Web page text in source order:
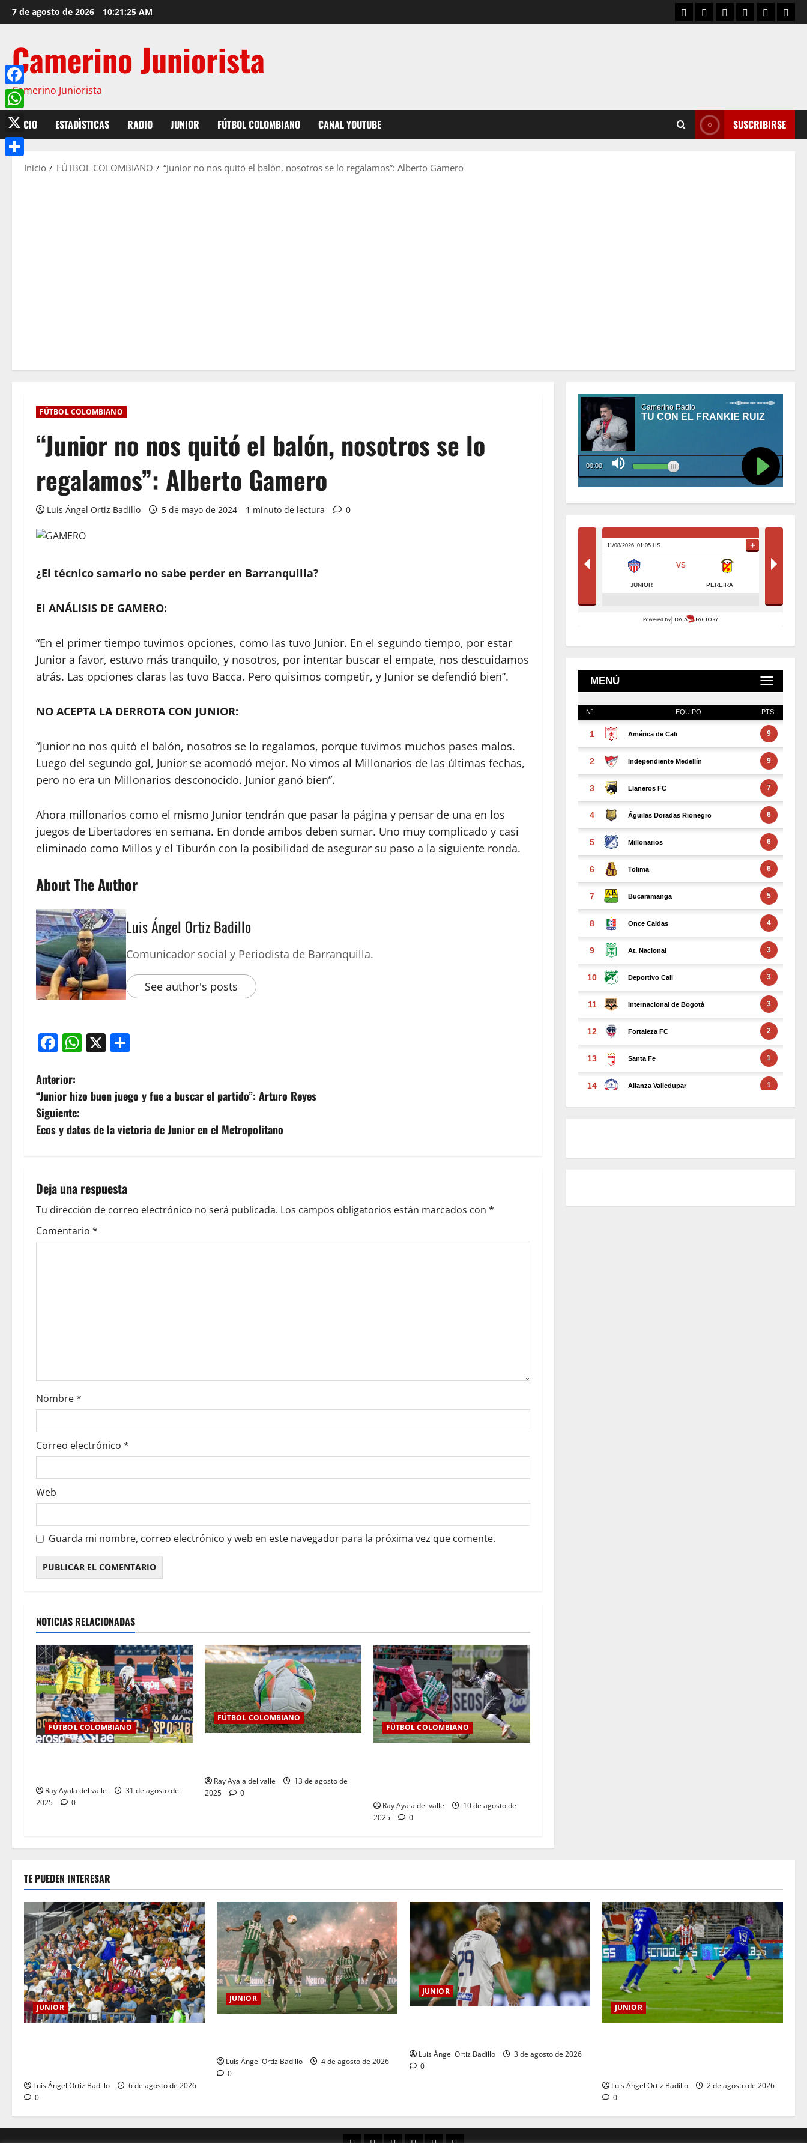
7 de agosto de 2026 10:21:26 AM
Camerino Juniorista
Camerino Juniorista
INICIO ESTADÌSTICAS RADIO JUNIOR FÚTBOL COLOMBIANO CANAL YOUTUBE SUSCRIBIRSE
Inicio FÚTBOL COLOMBIANO “Junior no nos quitó el balón, nosotros se lo regalamos”: Alberto Gamero
FÚTBOL COLOMBIANO
“Junior no nos quitó el balón, nosotros se lo
regalamos”: Alberto Gamero
Luis Ángel Ortiz Badillo 5 de mayo de 2024 1 minuto de lectura 0
¿El técnico samario no sabe perder en Barranquilla?
El ANÁLISIS DE GAMERO:
“En el primer tiempo tuvimos opciones, como las tuvo Junior. En el segundo tiempo, por estar
Junior a favor, estuvo más tranquilo, y nosotros, por intentar buscar el empate, nos descuidamos
atrás. Las opciones claras las tuvo Bacca. Pero quisimos competir, y Junior se defendió bien”.
NO ACEPTA LA DERROTA CON JUNIOR:
“Junior no nos quitó el balón, nosotros se lo regalamos, porque tuvimos muchos pases malos.
Luego del segundo gol, Junior se acomodó mejor. No vimos al Millonarios de las últimas fechas,
pero no era un Millonarios desconocido. Junior ganó bien”.
Ahora millonarios como el mismo Junior tendrán que pasar la página y pensar de una en los
juegos de Libertadores en semana. En donde ambos deben sumar. Uno muy complicado y casi
eliminado como Millos y el Tiburón con la posibilidad de asegurar su paso a la siguiente ronda.
About The Author
Luis Ángel Ortiz Badillo
Comunicador social y Periodista de Barranquilla.
See author's posts
Facebook
WhatsApp
X
Anterior:
“Junior hizo buen juego y fue a buscar el partido”: Arturo Reyes
Siguiente:
Ecos y datos de la victoria de Junior en el Metropolitano
Deja una respuesta
Tu dirección de correo electrónico no será publicada. Los campos obligatorios están marcados con *
Comentario *
Nombre*
Correo electrónico *
Web
Guarda mi nombre, correo electrónico y web en este navegador para la próxima vez que comente.
NOTICIAS RELACIONADAS
FÚTBOL COLOMBIANO
Ray Ayala del valle
31 de agosto de
2025
0
FÚTBOL COLOMBIANO
Ray Ayala del valle
13 de agosto de
2025
0
FÚTBOL COLOMBIANO
Ray Ayala del valle
10 de agosto de
2025
0
TE PUEDEN INTERESAR
JUNIOR
Luis Ángel Ortiz Badillo
6 de agosto de 2026
0
JUNIOR
Luis Ángel Ortiz Badillo
4 de agosto de 2026
0
JUNIOR
Luis Ángel Ortiz Badillo
3 de agosto de 2026
0
JUNIOR
Luis Ángel Ortiz Badillo
2 de agosto de 2026
0
Facebook
WhatsApp
X
Compartir